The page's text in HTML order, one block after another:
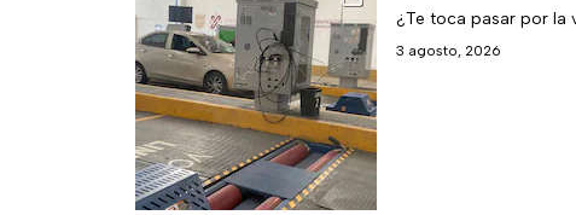
¿Te toca pasar por la
3 agosto, 2026